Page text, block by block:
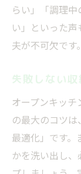
らい」「調理
い」といった
夫が不可欠です。
失敗しない
オープンキッ
の最大のコツ
最適化」です
かを洗い出し